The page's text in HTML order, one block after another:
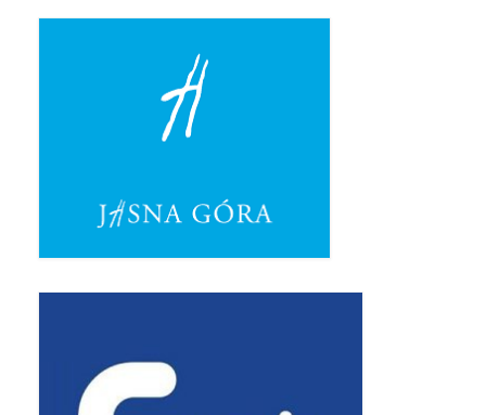
MIŁOSIERDZIA BOŻEGO
Opłatek Wspólnot Parafialnych
Galerie 2019
Pasterka 2019
Pierwsza Komunia Święta 2019